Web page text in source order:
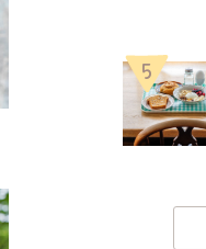
5